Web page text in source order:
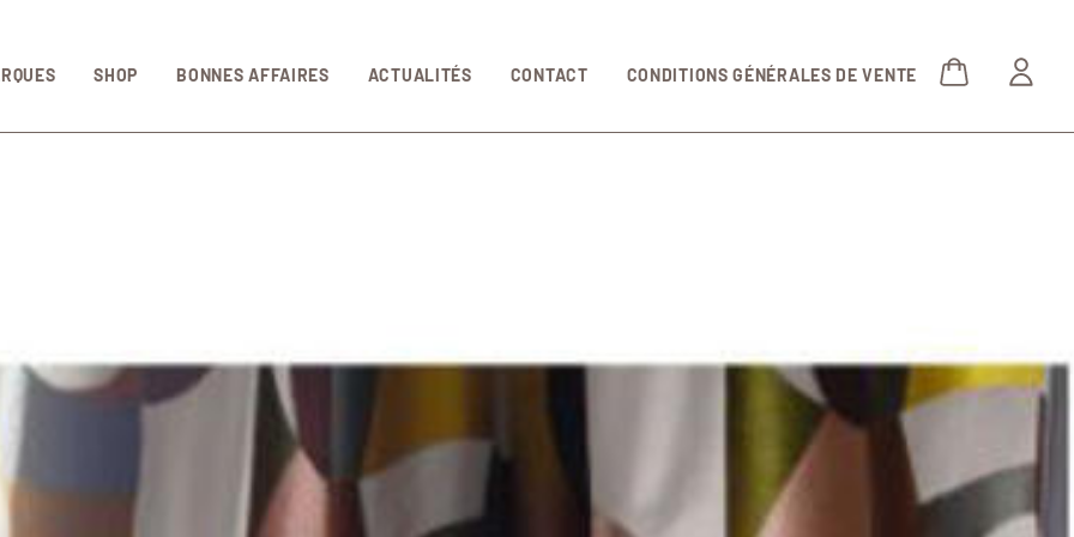
SHOP BONNES AFFAIRES ACTUALITÉS CONTACT CONDITIONS GÉNÉRALES DE VENTE